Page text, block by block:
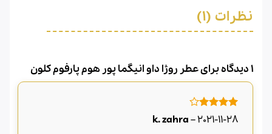
نظرات (1)
1 دیدگاه برای عطر روژا داو انیگما پور هوم پارفوم کلون
امتیاز4
از 5
k. zahra–2021-11-28